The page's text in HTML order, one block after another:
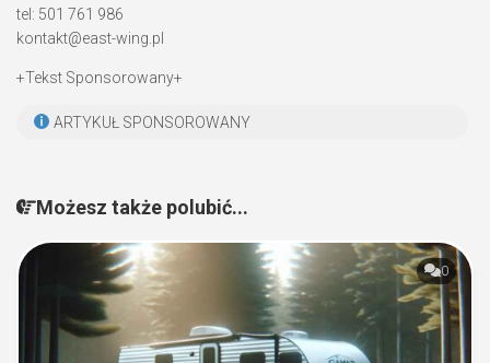
tel: 501 761 986
kontakt@east-wing.pl
+Tekst Sponsorowany+
ARTYKUŁ SPONSOROWANY
Możesz także polubić...
0